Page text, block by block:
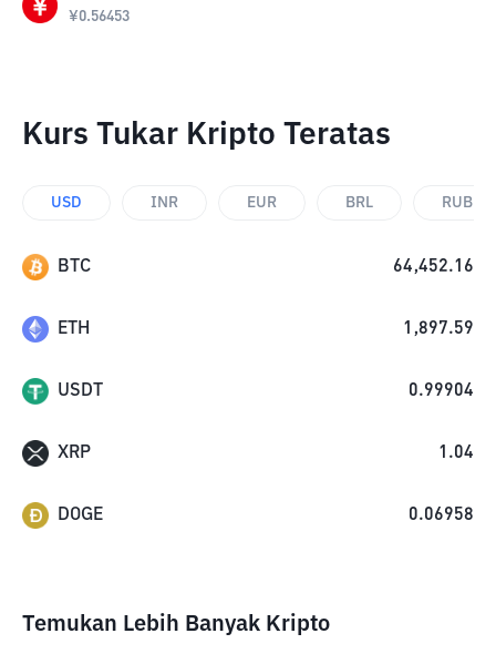
¥0.56453
Kurs Tukar Kripto Teratas
USD INR EUR BRL RUB
BTC 64,452.16
ETH 1,897.59
USDT 0.99904
XRP 1.04
DOGE 0.06958
Temukan Lebih Banyak Kripto